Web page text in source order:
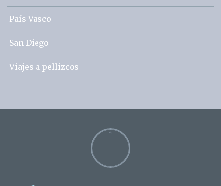
País Vasco
San Diego
Viajes a pellizcos